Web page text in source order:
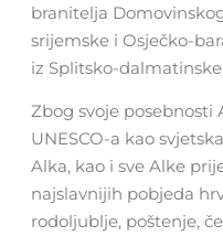
branitelja
srijemske i Osječko-
iz Splitsko-
Zbog svoje posebnosti
UNESCO-a kao
Alka, kao i sve Alke
najslavnijih pobjeda
rodoljublje, poštenje,